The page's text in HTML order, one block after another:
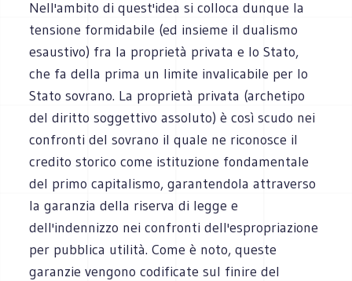
Nell'ambito di quest'idea si colloca dunque la
tensione formidabile (ed insieme il dualismo
esaustivo) fra la proprietà privata e lo Stato,
che fa della prima un limite invalicabile per lo
Stato sovrano. La proprietà privata (archetipo
del diritto soggettivo assoluto) è così scudo nei
confronti del sovrano il quale ne riconosce il
credito storico come istituzione fondamentale
del primo capitalismo, garantendola attraverso
la garanzia della riserva di legge e
dell'indennizzo nei confronti dell'espropriazione
per pubblica utilità. Come è noto, queste
garanzie vengono codificate sul finire del